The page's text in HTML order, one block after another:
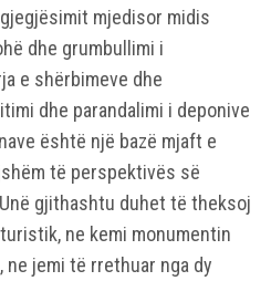
mjedisor midis
dhe grumbullimi i
e shërbimeve dhe
dhe parandalimi i deponive
është një bazë mjaft e
të perspektivës së
gjithashtu duhet të theksoj
ne kemi monumentin
ne jemi të rrethuar nga dy